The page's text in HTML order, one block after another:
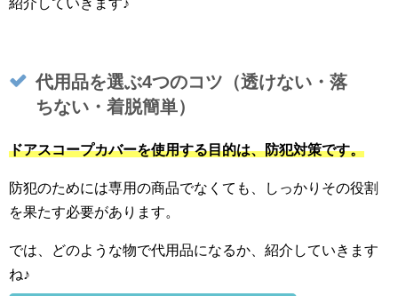
紹介していきます♪
代用品を選ぶ4つのコツ（透けない・落
ちない・着脱簡単）
ドアスコープカバーを使用する目的は、防犯対策です。
防犯のためには専用の商品でなくても、しっかりその役割
を果たす必要があります。
では、どのような物で代用品になるか、紹介していきます
ね♪